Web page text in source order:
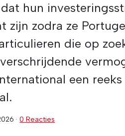
hun
zijn zodra ze
die op
een
·0 Reacties